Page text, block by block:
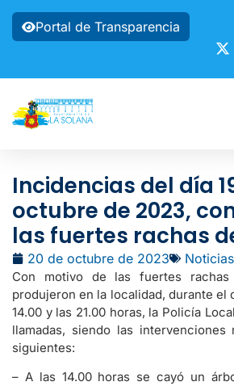
Portal de Transparencia
Incidencias del día
octubre de 2023,
las fuertes rachas
20 de octubre de 2023
Con motivo de las fuertes
produjeron en la localidad, durante el
14.00 y las 21.00 horas, la Policía
llamadas, siendo las intervenciones
siguientes:
– A las 14.00 horas se cayó un